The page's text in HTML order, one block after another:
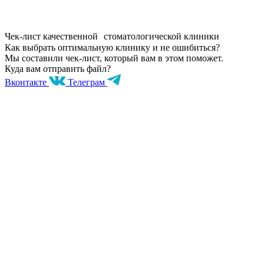
Чек-лист качественной стоматологической клиники
Как выбрать оптимальную клинику и не ошибиться?
Мы составили чек-лист, который вам в этом поможет.
Куда вам отправить файл?
Вконтакте
Телеграм